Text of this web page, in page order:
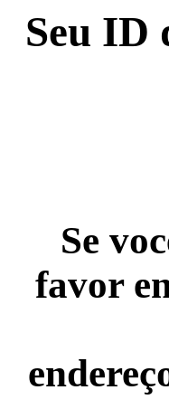
Seu ID
Se
favor